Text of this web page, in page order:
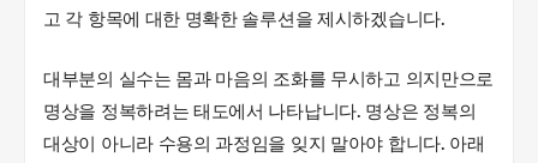
고 각 항목에 대한 명확한 솔루션을 제시하겠습니다.
대부분의 실수는 몸과 마음의 조화를 무시하고 의지만으로
명상을 정복하려는 태도에서 나타납니다. 명상은 정복의
대상이 아니라 수용의 과정임을 잊지 말아야 합니다. 아래